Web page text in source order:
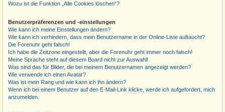
Wozu ist die Funktion „Alle Cookies löschen“?
Benutzerpräferenzen und -einstellungen
Wie kann ich meine Einstellungen ändern?
Wie kann ich verhindern, dass mein Benutzername in der Online-Liste auftaucht?
Die Forenuhr geht falsch!
Ich habe die Zeitzone eingestellt, aber die Forenuhr geht immer noch falsch!
Meine Sprache steht auf diesem Board nicht zur Auswahl!
Was sind das für Bilder, die bei meinem Benutzernamen angezeigt werden?
Wie verwende ich einen Avatar?
Was ist mein Rang und wie kann ich ihn ändern?
Wenn ich bei einem Benutzer auf den E-Mail-Link klicke, werde ich aufgefordert, mich
anzumelden.